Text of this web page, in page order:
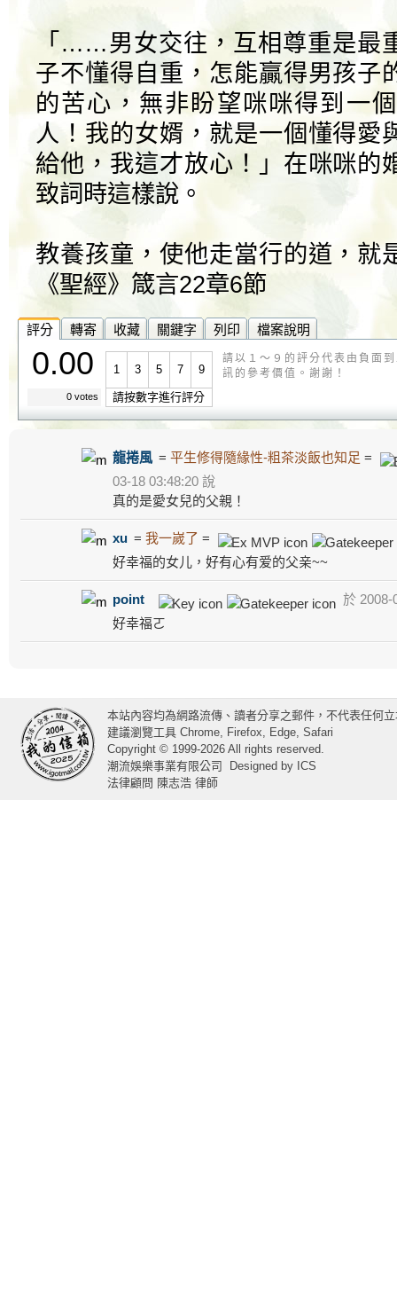
「……男女交往，互相尊重是最
子不懂得自重，怎能贏得男孩子
的苦心，無非盼望咪咪得到一
人！我的女婿，就是一個懂得愛
給他，我這才放心！」在咪咪的
致詞時這樣說。
教養孩童，使他走當行的道，
《聖經》箴言22章6節
評分 轉寄 收藏 關鍵字 列印 檔案說明
0.00
0 votes
1 3 5 7 9
請按數字進行評分
請以１～９的評分代表由負面
訊的參考價值。謝謝！
龍捲風 =平生修得隨緣性-粗茶淡飯也知足 =
03-18 03:48:20 說
真的是愛女兒的父親！
xu =我一嵗了 =
好幸福的女儿，好有心有爱的父亲~~
point
於 2008-
好幸福ㄛ
本站內容均為網路流傳、讀者分享之郵件，不代表任何
建議瀏覽工具 Chrome, Firefox, Edge, Safari
Copyright © 1999-2026 All rights reserved.
潮流娛樂事業有限公司
Designed by ICS
法律顧問 陳志浩 律師